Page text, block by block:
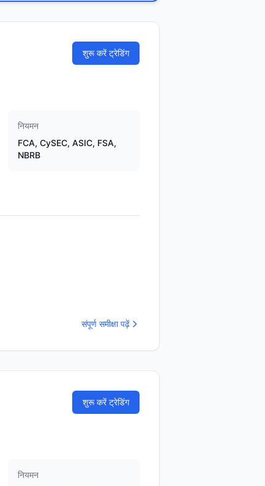
शुरू करें ट्रेडिंग
नियमन
FCA, CySEC, ASIC, FSA,
NBRB
संपूर्ण समीक्षा पढ़ें
शुरू करें ट्रेडिंग
नियमन